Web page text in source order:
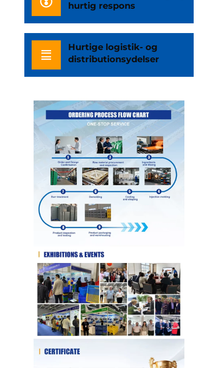
hurtig respons
Hurtige logistik- og
distributionsydelser